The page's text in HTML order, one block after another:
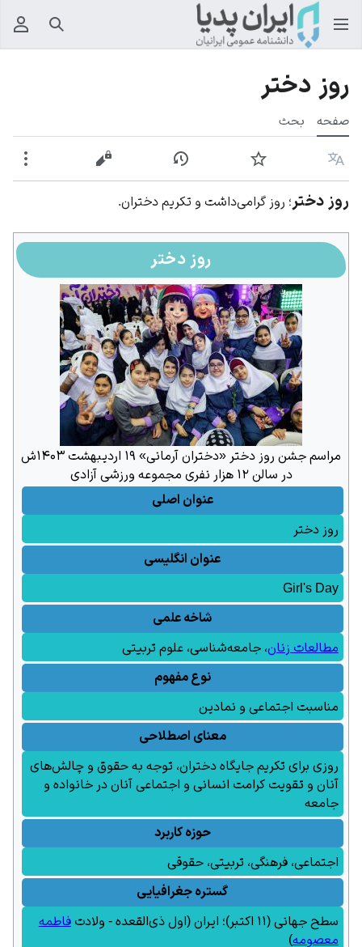
جستجو
روز دختر
صفحه بحث
زبان پیگیری نمایش تاریخچهنمایش مبدأ
روز دختر ؛ روز گرامی‌داشت و تکریم دختران.
روز دختر
مراسم جشن روز دختر «دختران آرمانی» ۱۹ اردیبهشت ۱۴۰۳ش
در سالن ۱۲ هزار نفری مجموعه ورزشی آزادی
عنوان اصلی
روز دختر
عنوان انگلیسی
Girl's Day
شاخه علمی
مطالعات زنان،جامعه‌شناسی،علوم تربیتی
نوع مفهوم
مناسبت اجتماعی و نمادین
معنای اصطلاحی
روزی برای تکریم جایگاه دختران، توجه به حقوق و چالش‌های
آنان و تقویت کرامت انسانی و اجتماعی آنان در خانواده و
جامعه
حوزه کاربرد
اجتماعی، فرهنگی، تربیتی، حقوقی
گستره جغرافیایی
سطح جهانی (۱۱ اکتبر)؛ ایران (اول ذی‌القعده - ولادت
فاطمه
معصومه)